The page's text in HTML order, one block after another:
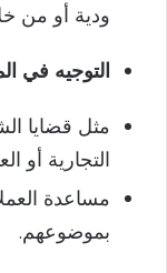
ودية أو من
التوجيه في
مثل قضايا
التجارية أو
مساعدة
بموضوعهم.